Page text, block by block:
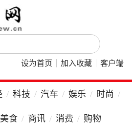
设为首页 加入收藏 客户端
科技 汽车 娱乐 时尚
美食 商讯 消费 购物